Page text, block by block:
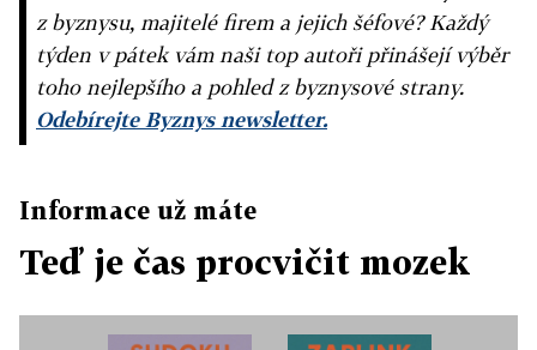
z byznysu, majitelé firem a jejich šéfové? Každý
týden v pátek vám naši top autoři přinášejí výběr
toho nejlepšího a pohled z byznysové strany.
Odebírejte Byznys newsletter.
Informace už máte
Teď je čas procvičit mozek